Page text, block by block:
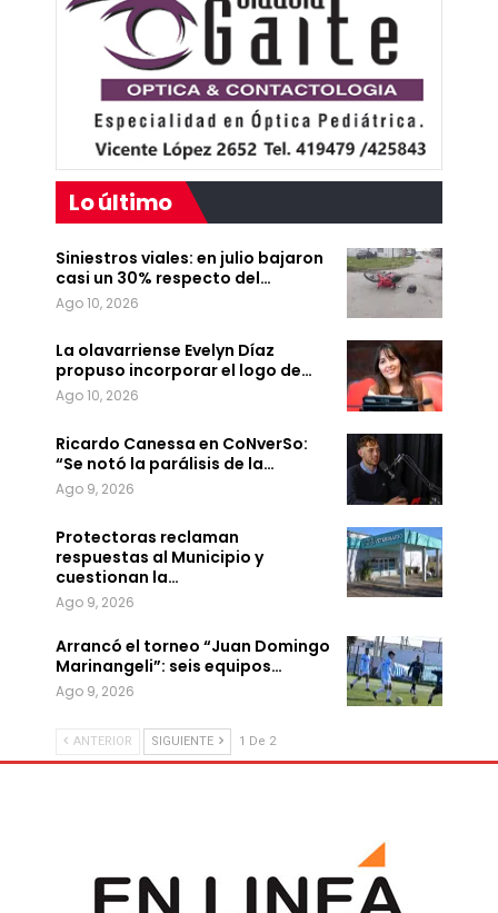
Lo último
Siniestros viales: en julio bajaron
casi un 30% respecto del…
Ago 10, 2026
La olavarriense Evelyn Díaz
propuso incorporar el logo de…
Ago 10, 2026
Ricardo Canessa en CoNverSo:
“Se notó la parálisis de la…
Ago 9, 2026
Protectoras reclaman
respuestas al Municipio y
cuestionan la…
Ago 9, 2026
Arrancó el torneo “Juan Domingo
Marinangeli”: seis equipos…
Ago 9, 2026
ANTERIOR SIGUIENTE 1 De 2